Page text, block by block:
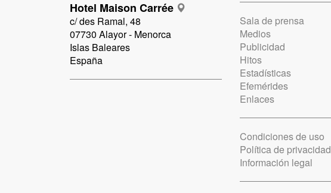
Hotel Maison Carrée
c/ des Ramal, 48
07730 Alayor - Menorca
Islas Baleares
España
Sala de prensa
Medios
Publicidad
Hitos
Estadísticas
Efemérides
Enlaces
Condiciones de uso
Política de privacidad
Información legal